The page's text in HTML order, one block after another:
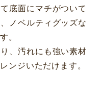
底面にマチがついて
ノベルティグッズな
。
、汚れにも強い素材
ンジいただけます。